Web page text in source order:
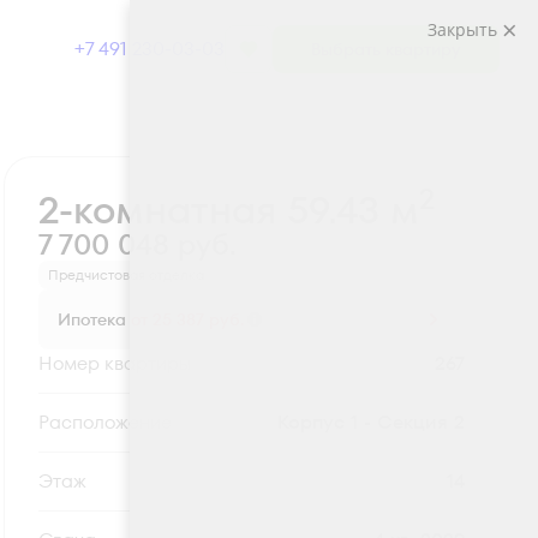
+7 491 230-03-03
2-комнатная 59.43 м
7 700 048 руб.
Предчистовая отделка
Ипотека
Номер квартиры
Секция
Этаж
Закрыть